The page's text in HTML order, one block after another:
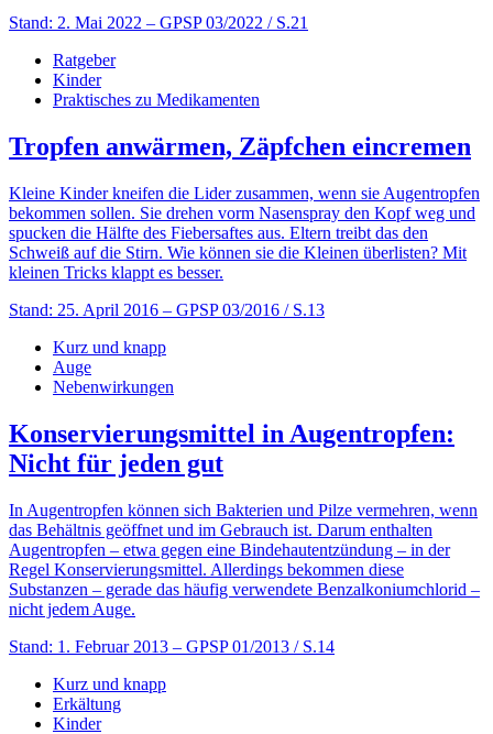
Stand: 2. Mai 2022 – GPSP 03/2022 / S.21
Ratgeber
Kinder
Praktisches zu Medikamenten
Tropfen anwärmen, Zäpfchen eincremen
Kleine Kinder kneifen die Lider zusammen, wenn sie Augentropfen
bekommen sollen. Sie drehen vorm Nasenspray den Kopf weg und
spucken die Hälfte des Fiebersaftes aus. Eltern treibt das den
Schweiß auf die Stirn. Wie können sie die Kleinen überlisten? Mit
kleinen Tricks klappt es besser.
Stand: 25. April 2016 – GPSP 03/2016 / S.13
Kurz und knapp
Auge
Nebenwirkungen
Konservierungsmittel in Augentropfen:
Nicht für jeden gut
In Augentropfen können sich Bakterien und Pilze vermehren, wenn
das Behältnis geöffnet und im Gebrauch ist. Darum enthalten
Augentropfen – etwa gegen eine Bindehautentzündung – in der
Regel Konservierungsmittel. Allerdings bekommen diese
Substanzen – gerade das häufig verwendete Benzalkoniumchlorid –
nicht jedem Auge.
Stand: 1. Februar 2013 – GPSP 01/2013 / S.14
Kurz und knapp
Erkältung
Kinder